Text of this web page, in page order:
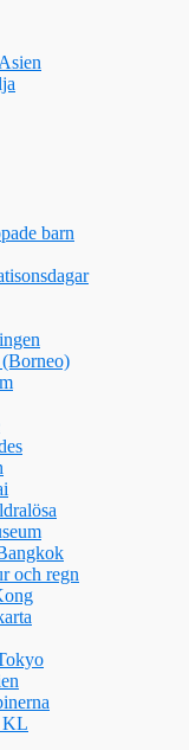
barn
och regn
KL